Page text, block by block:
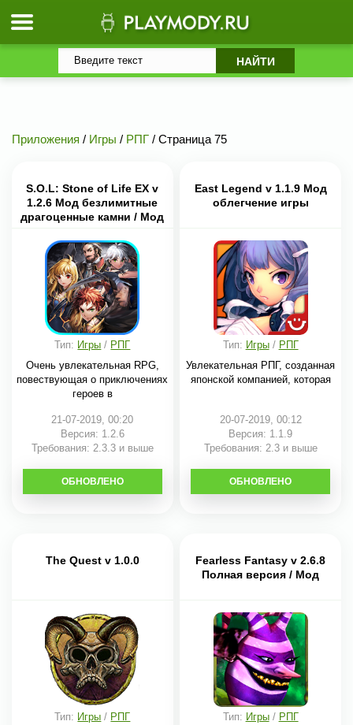
Приложения / Игры / РПГ / Страница 75
S.O.L: Stone of Life EX v
1.2.6 Мод безлимитные
драгоценные камни / Мод
Тип: Игры / РПГ
Очень увлекательная RPG,
повествующая о приключениях
героев в
21-07-2019, 00:20
Версия: 1.2.6
Требования: 2.3.3 и выше
СКАЧАТЬ
ОБНОВЛЕНО
East Legend v 1.1.9 Мод
облегчение игры
Тип: Игры/ РПГ
Увлекательная РПГ, созданная
японской компанией, которая
20-07-2019, 00:12
Версия: 1.1.9
Требования: 2.3 и выше
СКАЧАТЬ
ОБНОВЛЕНО
The Quest v 1.0.0
Тип: Игры / РПГ
Fearless Fantasy v 2.6.8
Полная версия / Мод
Тип: Игры/ РПГ